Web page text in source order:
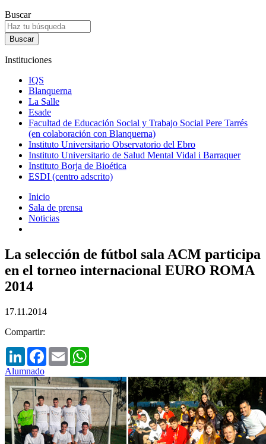
Buscar
Instituciones
IQS
Blanquerna
La Salle
Esade
Facultad de Educación Social y Trabajo Social Pere Tarrés
(en colaboración con Blanquerna)
Instituto Universitario Observatorio del Ebro
Instituto Universitario de Salud Mental Vidal i Barraquer
Instituto Borja de Bioética
ESDI (centro adscrito)
Inicio
Sala de prensa
Noticias
La selección de fútbol sala ACM participa
en el torneo internacional EURO ROMA
2014
17.11.2014
Compartir:
LinkedInFacebook
Email
Alumnado